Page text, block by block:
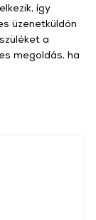
így
üzenetküldőn
a
megoldás, ha